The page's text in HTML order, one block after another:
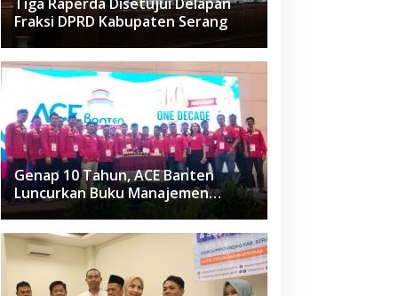
Fraksi DPRD Kabupaten Serang
Genap 10 Tahun, ACE Banten
Luncurkan Buku Manajemen
Fasilitas